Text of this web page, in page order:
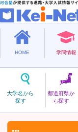
HOME 学問情報
大学名から
探す
都道府県か
ら探す
私立
むさし
武蔵大学